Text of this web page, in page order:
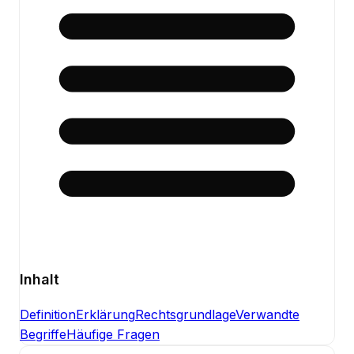
Inhalt
DefinitionErklärungRechtsgrundlageVerwandte
BegriffeHäufige Fragen